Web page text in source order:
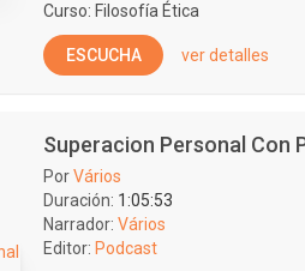
Curso: Filosofía Ética
ESCUCHA ver detalles
Superacion Personal Con
PorVários
Duración: 1:05:53
Narrador: Vários
Editor: Podcast